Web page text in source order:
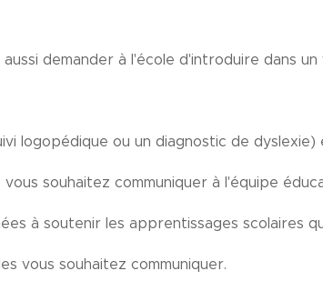
demander à l'école d'introduire dans
logopédique ou un diagnostic de
souhaitez communiquer à l'équipe
à soutenir les apprentissages scolaires
vous souhaitez communiquer.